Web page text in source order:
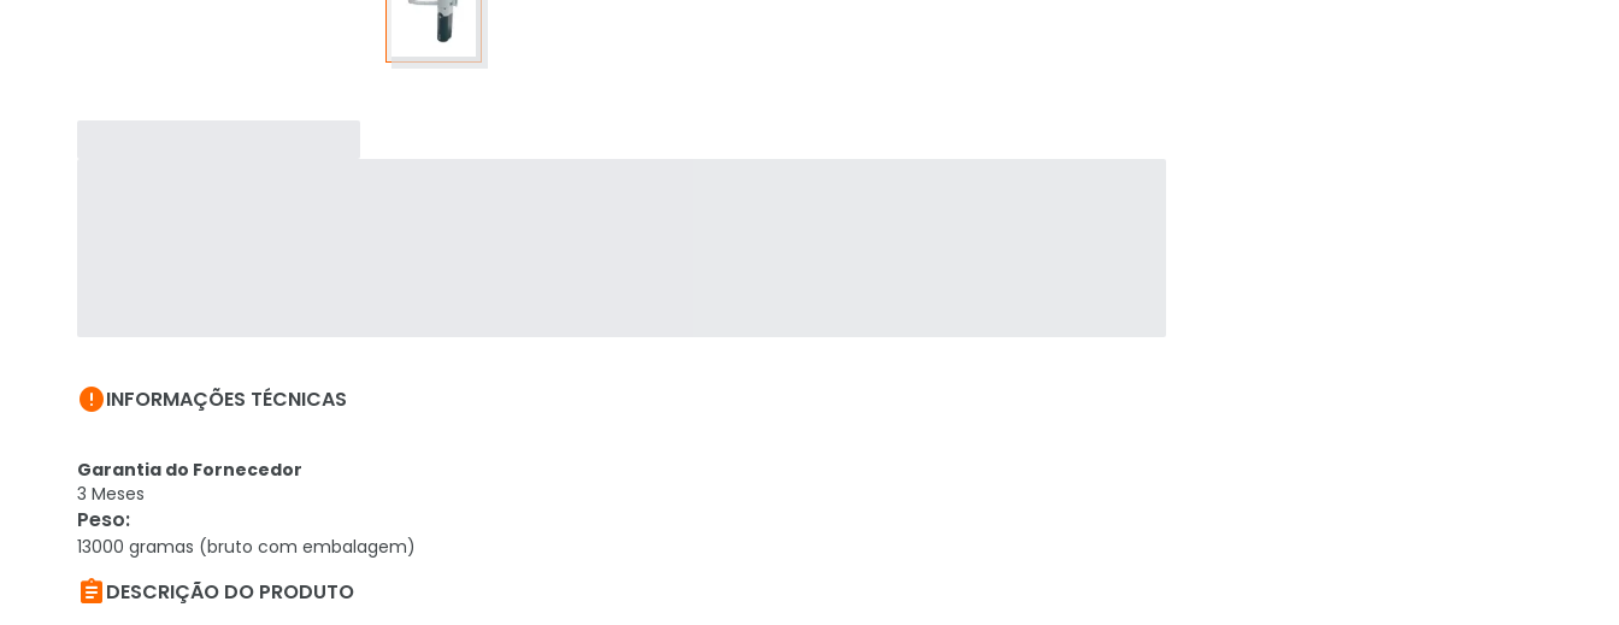
INFORMAÇÕES TÉCNICAS
Garantia do Fornecedor
3 Meses
Peso:
13000 gramas (bruto com embalagem)
DESCRIÇÃO DO PRODUTO